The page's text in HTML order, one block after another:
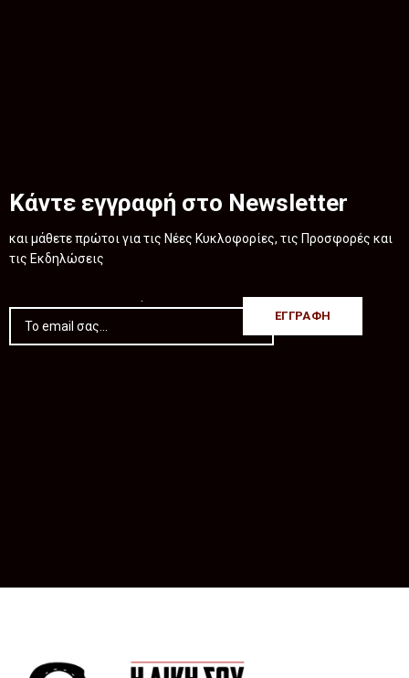
Κάντε εγγραφή στο Newsletter
και μάθετε πρώτοι για τις Νέες Κυκλοφορίες, τις Προσφορές και
τις Εκδηλώσεις